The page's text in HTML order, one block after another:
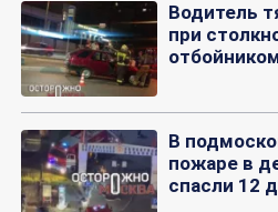
Водитель
при
В
пожаре в
спасли 12